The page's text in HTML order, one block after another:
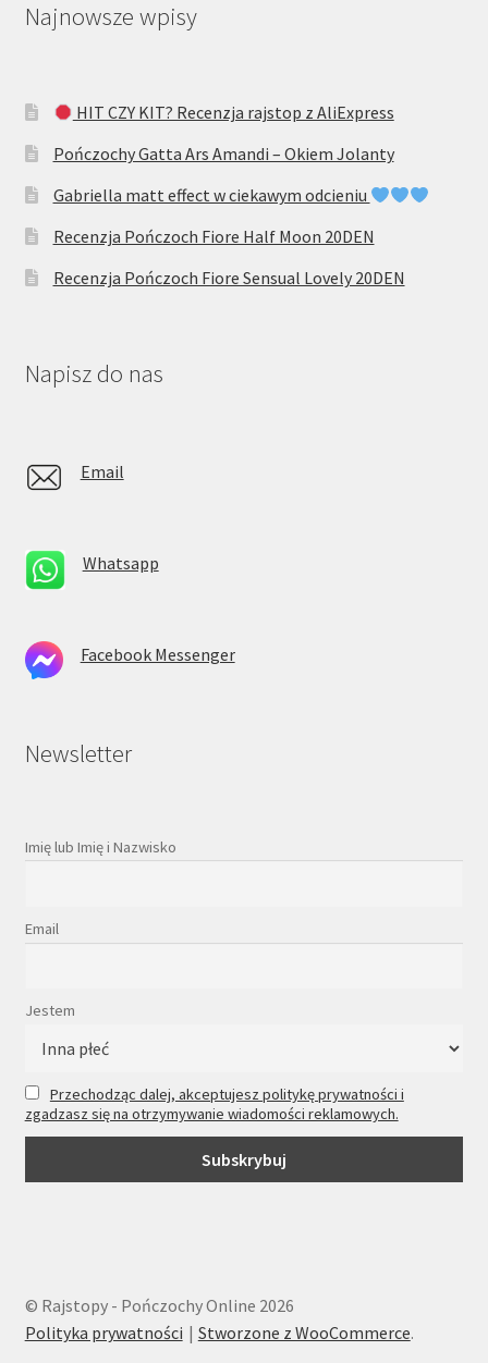
Najnowsze wpisy
HIT CZY KIT? Recenzja rajstop z AliExpress
Pończochy Gatta Ars Amandi – Okiem Jolanty
Gabriella matt effect w ciekawym odcieniu
Recenzja Pończoch Fiore Half Moon 20DEN
Recenzja Pończoch Fiore Sensual Lovely 20DEN
Napisz do nas
Email
Whatsapp
Facebook Messenger
Newsletter
Imię lub Imię i Nazwisko
Email
Jestem
Przechodząc dalej, akceptujesz politykę prywatności i
zgadzasz się na otrzymywanie wiadomości reklamowych.
© Rajstopy - Pończochy Online 2026
Polityka prywatności
Stworzone z WooCommerce.